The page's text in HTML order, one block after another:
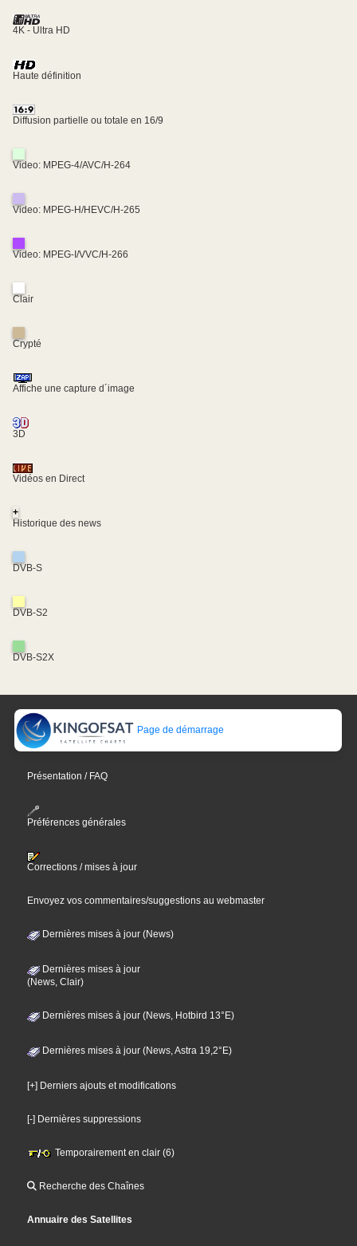
4K - Ultra HD
Haute définition
Diffusion partielle ou totale en 16/9
Video: MPEG-4/AVC/H-264
Video: MPEG-H/HEVC/H-265
Video: MPEG-I/VVC/H-266
Clair
Crypté
Affiche une capture d´image
3D
Vidéos en Direct
+
Historique des news
DVB-S
DVB-S2
DVB-S2X
Page de démarrage
Présentation / FAQ
Préférences générales
Corrections / mises à jour
Envoyez vos commentaires/suggestions au webmaster
Dernières mises à jour (News)
Dernières mises à jour
(News, Clair)
Dernières mises à jour (News, Hotbird 13°E)
Dernières mises à jour (News, Astra 19,2°E)
[+] Derniers ajouts et modifications
[-] Dernières suppressions
Temporairement en clair (6)
Recherche des Chaînes
Annuaire des Satellites